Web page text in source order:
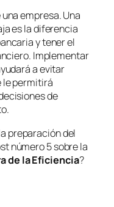
empresa. Una
es la diferencia
y tener el
Implementar
a evitar
le permitirá
de
preparación del
número 5 sobre la
de la Eficiencia?